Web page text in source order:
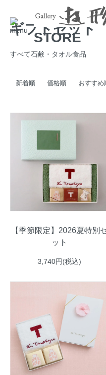
STORE
ギフトセット
すべて石鹸・タオル食品
新着順 価格順 おすすめ
【季節限定】2026夏特別
ット
3,740円(税込)